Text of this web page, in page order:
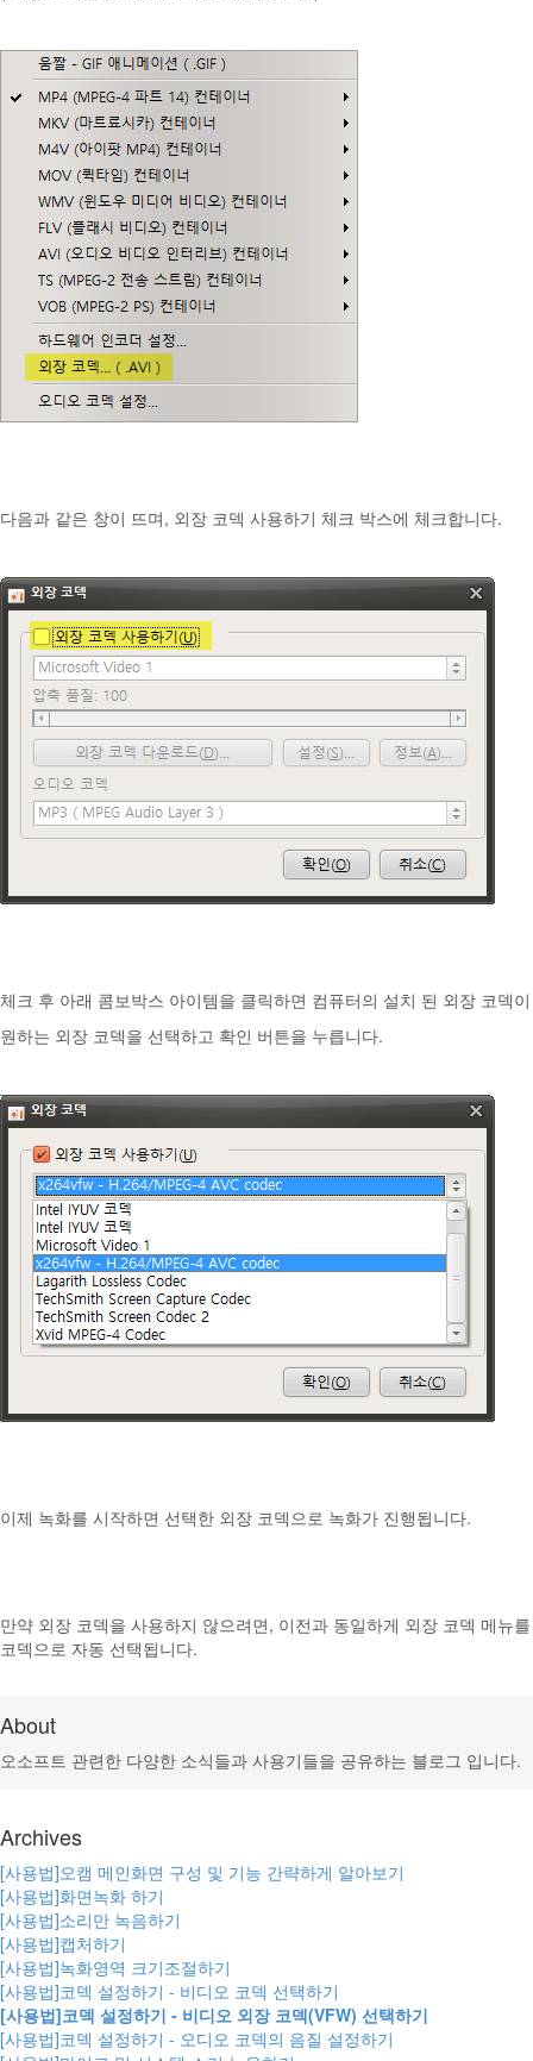
다음과 같은 창이 뜨며, 외장 코덱 사용하기 체크 박스에 체크합니다.
체크 후 아래 콤보박스 아이템을 클릭하면 컴퓨터의 설치 된 외장 코덱
원하는 외장 코덱을 선택하고 확인 버튼을 누릅니다.
이제 녹화를 시작하면 선택한 외장 코덱으로 녹화가 진행됩니다.
만약 외장 코덱을 사용하지 않으려면, 이전과 동일하게 외장 코덱 메뉴
코덱으로 자동 선택됩니다.
About
오소프트 관련한 다양한 소식들과 사용기들을 공유하는 블로그 입니다.
Archives
[사용법]오캠 메인화면 구성 및 기능 간략하게 알아보기
[사용법]화면녹화 하기
[사용법]소리만 녹음하기
[사용법]캡처하기
[사용법]녹화영역 크기조절하기
[사용법]코덱 설정하기 - 비디오 코덱 선택하기
[사용법]코덱 설정하기 - 비디오 외장 코덱(VFW) 선택하기
[사용법]코덱 설정하기 - 오디오 코덱의 음질 설정하기